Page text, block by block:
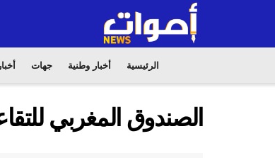
الرئيسية أخبار وطنية جهات
الصندوق المغربي للتقاعد يصرف